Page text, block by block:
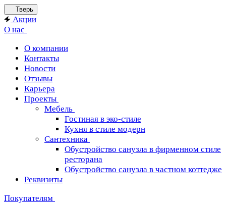
Тверь
Акции
О нас
О компании
Контакты
Новости
Отзывы
Карьера
Проекты
Мебель
Гостиная в эко-стиле
Кухня в стиле модерн
Сантехника
Обустройство санузла в фирменном стиле
ресторана
Обустройство санузла в частном коттедже
Реквизиты
Покупателям